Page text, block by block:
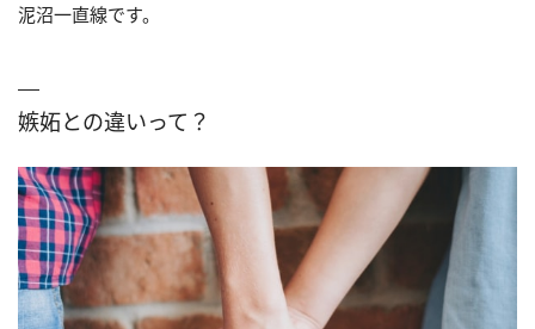
泥沼一直線です。
嫉妬との違いって？